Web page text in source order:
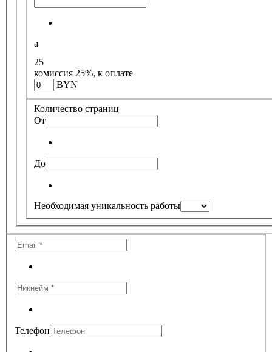
a
25
комиссия 25%, к оплате
BYN
Количество страниц
От
До
Необходимая уникальность работы
Телефон